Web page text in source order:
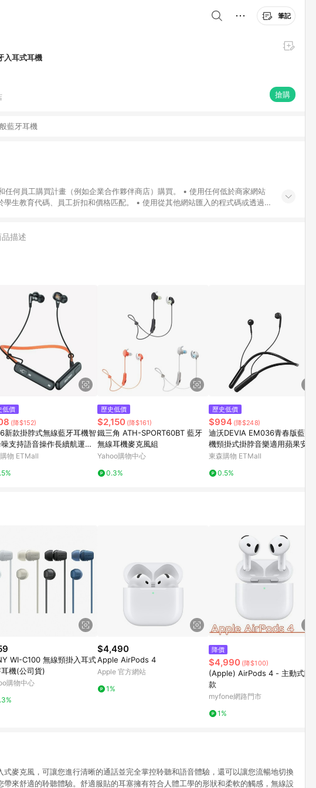
筆記
入耳式耳機
搶購
藍牙耳機
任何員工購買計畫（例如企業合作夥伴商店）購買。 • 使用任何低於商家網站
學生教育代碼、員工折扣和價格匹配。 • 使用從其他網站匯入的程式碼或透過
此點數回饋優惠不適用於： • 任何禮品卡、現金
品描述
低價
(降$152)
新款掛脖式無線藍牙耳機智
支持語音操作長續航運動
物 ETMall
歷史低價
$2,150 (降$161)
鐵三角 ATH-SPORT60BT 藍牙
無線耳機麥克風組
Yahoo購物中心
0.3%
歷史低價
$994 (降$248)
迪沃DEVIA EM036青春版藍牙耳
機頸掛式掛脖音樂適用蘋果安卓
手機
東森購物 ETMall
0.5%
WI-C100 無線頸掛入耳式
機(公司貨)
購物中心
$4,490
Apple AirPods 4
Apple 官方網站
1%
降價
$4,990 (降$100)
(Apple) AirPods 4 - 主動式降噪
款
myfone網路門市
1%
麥克風，可讓您進行清晰的通話並完全掌控聆聽和語音體驗，還可以讓您流暢地切換
來舒適的聆聽體驗。舒適服貼的耳塞擁有符合人體工學的形狀和柔軟的觸感，無線設